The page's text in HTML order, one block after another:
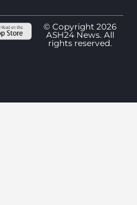
© Copyright 2026
ASH24 News. All
rights reserved.